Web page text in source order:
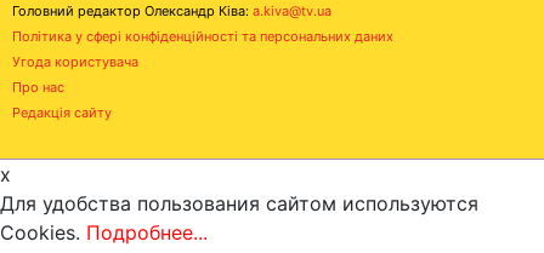
Головний редактор Олександр Ківа: a.kiva@tv.ua
Політика у сфері конфіденційності та персональних даних
Угода користувача
Про нас
Редакція сайту
x
Для удобства пользования сайтом используются
Cookies. Подробнее...